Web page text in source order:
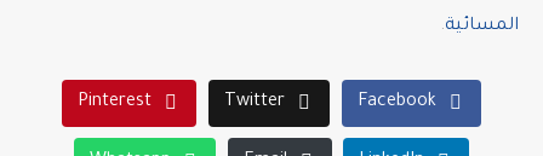
المسائية.
Facebook
Twitter
Pinterest